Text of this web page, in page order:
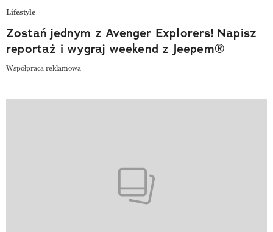
Lifestyle
Zostań jednym z Avenger Explorers! Napisz
reportaż i wygraj weekend z Jeepem®
Współpraca reklamowa